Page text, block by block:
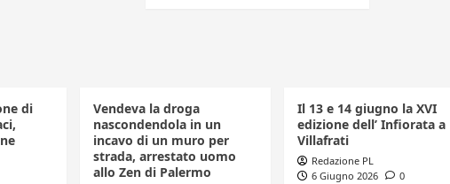
di
Vendeva la droga
nascondendola in un
incavo di un muro per
strada, arrestato uomo
allo Zen di Palermo
Il 13 e 14 giugno la XVI
edizione dell’ Infiorata a
Villafrati
Redazione PL
6 Giugno 2026
0